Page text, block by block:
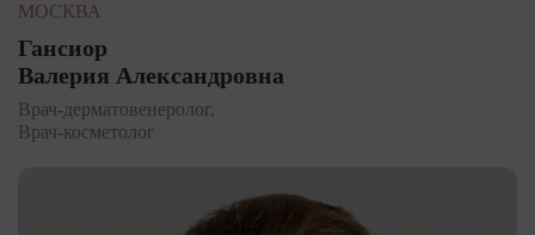
МОСКВА
Гансиор
Валерия Александровна
Врач-дерматовенеролог,
Врач-косметолог